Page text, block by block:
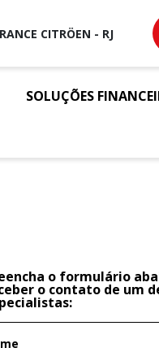
CITRÖEN - RJ
SOLUÇÕES
o formulário
o contato de um